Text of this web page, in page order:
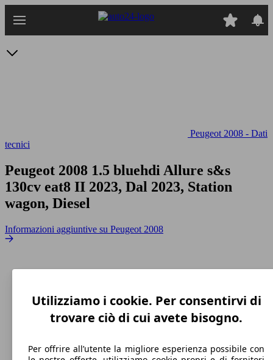
Peugeot 2008 - Dati
tecnici
Peugeot 2008 1.5 bluehdi Allure s&s
130cv eat8 II 2023, Dal 2023, Station
wagon, Diesel
Informazioni aggiuntive su Peugeot 2008
Utilizziamo i cookie. Per consentirvi di
trovare ciò di cui avete bisogno.
Per offrire all’utente la migliore esperienza possibile con